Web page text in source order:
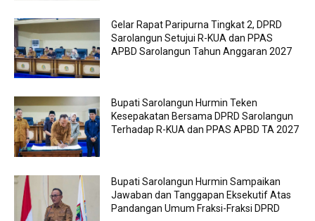
Gelar Rapat Paripurna Tingkat 2, DPRD
Sarolangun Setujui R-KUA dan PPAS
APBD Sarolangun Tahun Anggaran 2027
Bupati Sarolangun Hurmin Teken
Kesepakatan Bersama DPRD Sarolangun
Terhadap R-KUA dan PPAS APBD TA 2027
Bupati Sarolangun Hurmin Sampaikan
Jawaban dan Tanggapan Eksekutif Atas
Pandangan Umum Fraksi-Fraksi DPRD